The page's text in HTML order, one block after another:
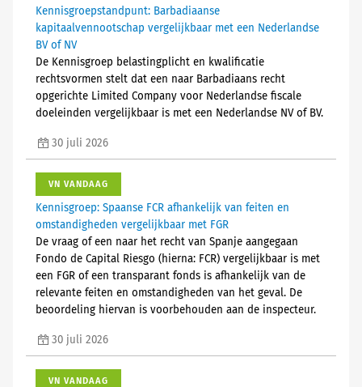
Kennisgroepstandpunt: Barbadiaanse
kapitaalvennootschap vergelijkbaar met een Nederlandse
BV of NV
De Kennisgroep belastingplicht en kwalificatie
rechtsvormen stelt dat een naar Barbadiaans recht
opgerichte Limited Company voor Nederlandse fiscale
doeleinden vergelijkbaar is met een Nederlandse NV of BV.
30 juli 2026
VN VANDAAG
Kennisgroep: Spaanse FCR afhankelijk van feiten en
omstandigheden vergelijkbaar met FGR
De vraag of een naar het recht van Spanje aangegaan
Fondo de Capital Riesgo (hierna: FCR) vergelijkbaar is met
een FGR of een transparant fonds is afhankelijk van de
relevante feiten en omstandigheden van het geval. De
beoordeling hiervan is voorbehouden aan de inspecteur.
30 juli 2026
VN VANDAAG